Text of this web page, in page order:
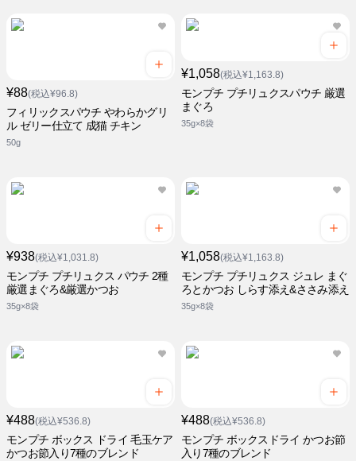
¥88(税込¥96.8)
フィリックスパウチ やわらかグリ
ル ゼリー仕立て 成猫 チキン
50g
¥1,058(税込¥1,163.8)
モンプチ プチリュクスパウチ 厳選
まぐろ
35g×8袋
¥938(税込¥1,031.8)
モンプチ プチリュクス パウチ 2種
厳選まぐろ&厳選かつお
35g×8袋
¥1,058(税込¥1,163.8)
モンプチ プチリュクス ジュレ まぐ
ろとかつお しらす添え&ささみ添え
35g×8袋
¥488(税込¥536.8)
モンプチ ボックス ドライ 毛玉ケア
かつお節入り7種のブレンド
¥488(税込¥536.8)
モンプチ ボックスドライ かつお節
入り7種のブレンド